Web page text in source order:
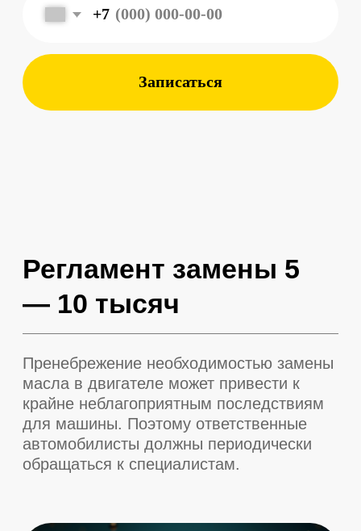
Одна из самых важных
технических процедур
является замена масла в
— 10 тысяч
Пренебрежение необходимостью замены